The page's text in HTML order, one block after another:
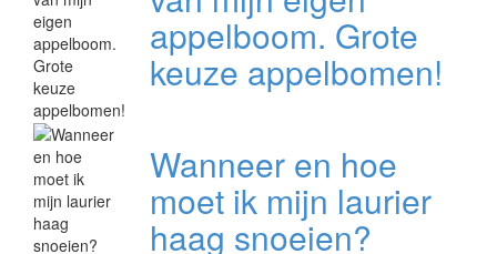
appelboom. Grote
keuze appelbomen!
Wanneer en hoe
moet ik mijn laurier
haag snoeien?